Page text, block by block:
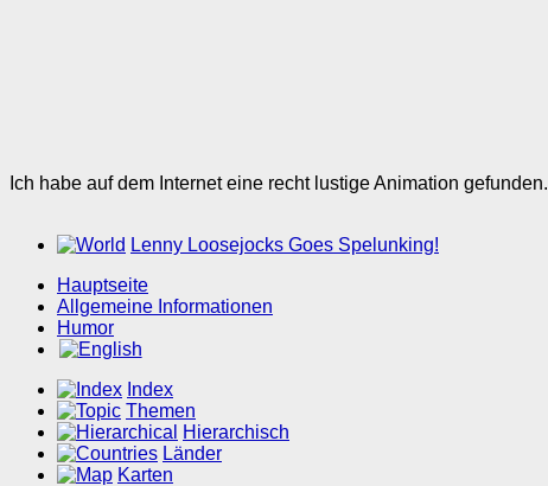
Ich habe auf dem Internet eine recht lustige Animation gefunden.
Lenny Loosejocks Goes Spelunking!
Hauptseite
Allgemeine Informationen
Humor
Index
Themen
Hierarchisch
Länder
Karten